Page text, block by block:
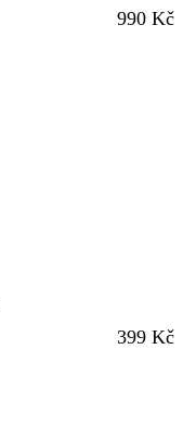
990 Kč
399 Kč